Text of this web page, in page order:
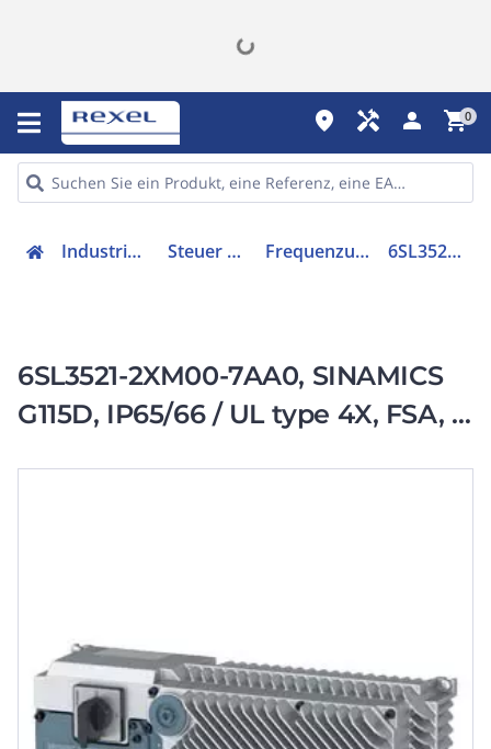
place handyman person shopping_cart0
Industriekomponenten Steuer & Regelgeräte Frequenzumrichter =< 1 kV 6SL35212XM007AA0
6SL3521-2XM00-7AA0, SINAMICS
G115D, IP65/66 / UL type 4X, FSA, 3